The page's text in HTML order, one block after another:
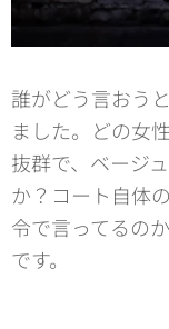
誰がどう言おう
ました。どの女
抜群で、ベージ
か？コート自体
令で言ってるの
です。